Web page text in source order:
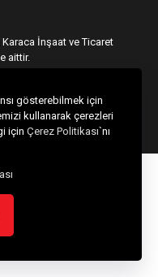
İnşaat ve Ticaret
aittir.
gösterebilmek için
kullanarak çerezleri
için Çerez Politikası`nı